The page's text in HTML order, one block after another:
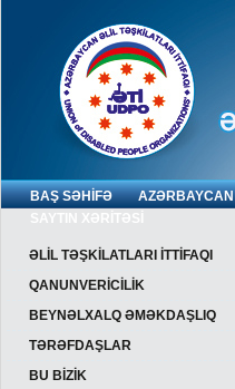
BAŞ SƏHİFƏ AZƏRBAYCAN
SAYTIN XƏRİTƏSİ
ƏLİL TƏŞKİLATLARI İTTİFAQI
QANUNVERİCİLİK
BEYNƏLXALQ ƏMƏKDAŞLIQ
TƏRƏFDAŞLAR
BU BİZİK